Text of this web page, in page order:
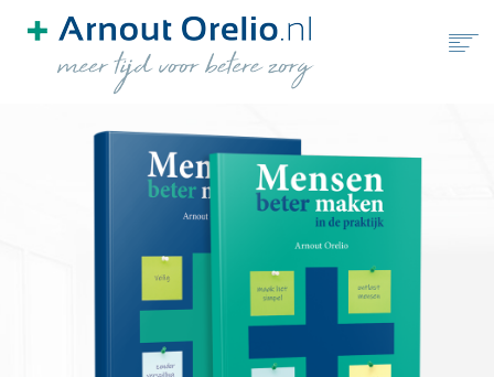
GRATIS TOOLS
OVER ARNOUT ORELIO
MAAK EEN AFSPRAAK